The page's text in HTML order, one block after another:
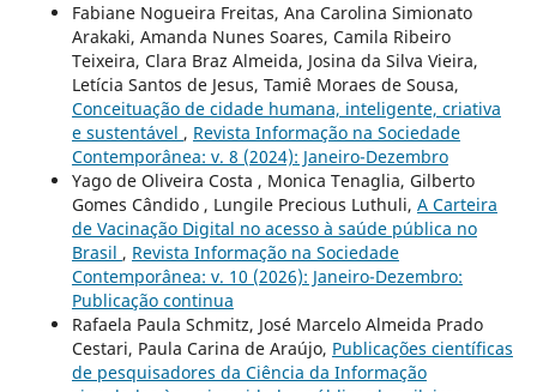
Fabiane Nogueira Freitas, Ana Carolina Simionato
Arakaki, Amanda Nunes Soares, Camila Ribeiro
Teixeira, Clara Braz Almeida, Josina da Silva Vieira,
Letícia Santos de Jesus, Tamiê Moraes de Sousa,
Conceituação de cidade humana, inteligente, criativa
e sustentável , Revista Informação na Sociedade
Contemporânea: v. 8 (2024): Janeiro-Dezembro
Yago de Oliveira Costa , Monica Tenaglia, Gilberto
Gomes Cândido , Lungile Precious Luthuli, A Carteira
de Vacinação Digital no acesso à saúde pública no
Brasil , Revista Informação na Sociedade
Contemporânea: v. 10 (2026): Janeiro-Dezembro:
Publicação continua
Rafaela Paula Schmitz, José Marcelo Almeida Prado
Cestari, Paula Carina de Araújo, Publicações científicas
de pesquisadores da Ciência da Informação